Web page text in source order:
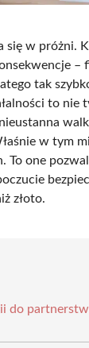
się w próżni.
–
tak
to nie
w tym
To one
złoto.
do